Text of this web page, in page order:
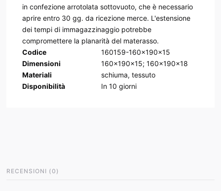
in confezione arrotolata sottovuoto, che è necessario
aprire entro 30 gg. da ricezione merce. L'estensione
dei tempi di immagazzinaggio potrebbe
compromettere la planarità del materasso.
Codice
160159-160x190x15
Dimensioni
160x190x15; 160x190x18
Materiali
schiuma, tessuto
Disponibilità
In 10 giorni
RECENSIONI (0 )